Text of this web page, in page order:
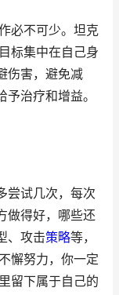
必不可少。坦克
标集中在自己身
伤害，避免减
治疗和增益。
尝试几次，每次
做得好，哪些还
、攻击策略等，
懈努力，你一定
留下属于自己的